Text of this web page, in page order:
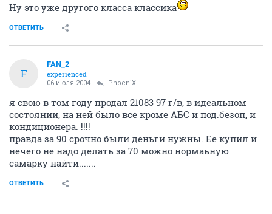
Ну это уже другого класса классика
ОТВЕТИТЬ
F
FAN_2
experienced
06 июля 2004 PhoeniX
я свою в том году продал 21083 97 г/в, в идеальном
состоянии, на ней было все кроме АБС и под.безоп, и
кондиционера. !!!!
правда за 90 срочно были деньги нужны. Ее купил и
нечего не надо делать за 70 можно нормаьную
самарку найти.......
ОТВЕТИТЬ